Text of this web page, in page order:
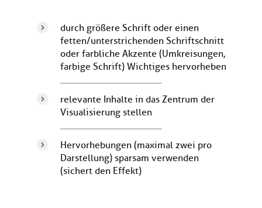
durch größere Schrift oder einen
fetten/unterstrichenden Schriftschnitt
oder farbliche Akzente (Umkreisungen,
farbige Schrift) Wichtiges hervorheben
relevante Inhalte in das Zentrum der
Visualisierung stellen
Hervorhebungen (maximal zwei pro
Darstellung) sparsam verwenden
(sichert den Effekt)